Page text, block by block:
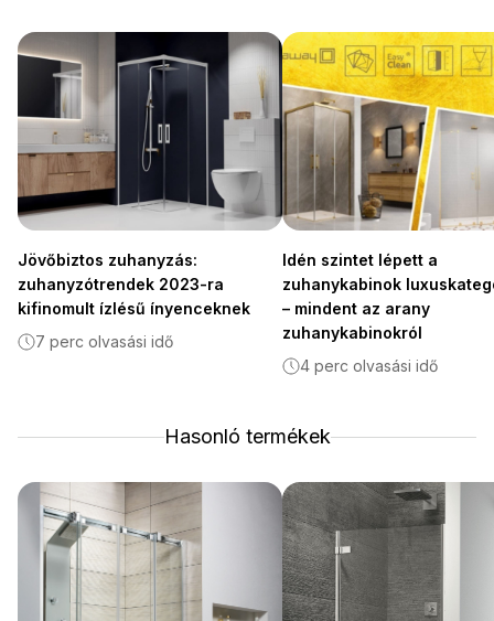
Jövőbiztos zuhanyzás:
zuhanyzótrendek 2023-ra
kifinomult ízlésű ínyenceknek
7 perc olvasási idő
Idén szintet lépett a
zuhanykabinok
– mindent az arany
zuhanykabinokról
4 perc olvasási idő
Hasonló termékek